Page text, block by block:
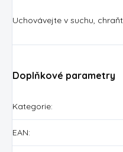
Uchovávejte v suchu,
Doplňkové parametry
Kategorie:
EAN: